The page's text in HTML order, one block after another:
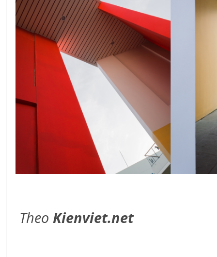
Theo Kienviet.net